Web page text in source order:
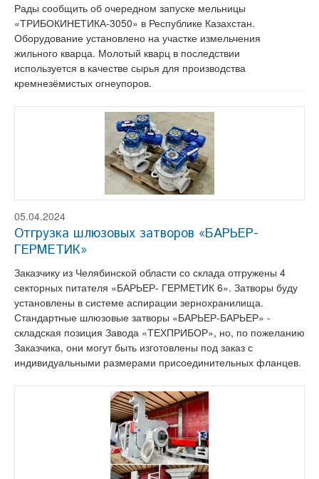
Рады сообщить об очередном запуске мельницы
«ТРИБОКИНЕТИКА-3050» в Республике Казахстан.
Оборудование установлено на участке измельчения
жильного кварца. Молотый кварц в последствии
используется в качестве сырья для производства
кремнезёмистых огнеупоров.
05.04.2024
Отгрузка шлюзовых затворов «БАРЬЕР-
ГЕРМЕТИК»
Заказчику из Челябинской области со склада отгружены 4
секторных питателя «БАРЬЕР- ГЕРМЕТИК 6». Затворы буду
установлены в системе аспирации зернохранилища.
Стандартные шлюзовые затворы «БАРЬЕР-БАРЬЕР» -
складская позиция Завода «ТЕХПРИБОР», но, по пожеланию
Заказчика, они могут быть изготовлены под заказ с
индивидуальными размерами присоединительных фланцев.